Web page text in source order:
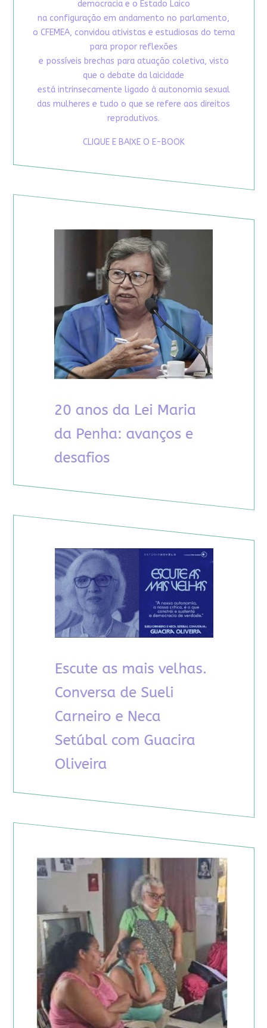
democracia e o Estado Laico
na configuração em andamento no parlamento,
o CFEMEA, convidou ativistas e estudiosas do tema
para propor reflexões
e possíveis brechas para atuação coletiva, visto
que o debate da laicidade
está intrinsecamente ligado à autonomia sexual
das mulheres e tudo o que se refere aos direitos
reprodutivos.
CLIQUE E BAIXE O E-BOOK